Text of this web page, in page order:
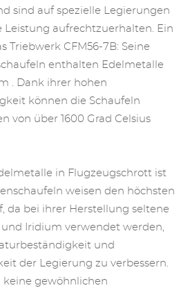
sind auf spezielle Legierungen
Leistung aufrechtzuerhalten. Ein
Triebwerk CFM56-7B: Seine
enthalten Edelmetalle
. Dank ihrer hohen
können die Schaufeln
von über 1600 Grad Celsius
in Flugzeugschrott ist
weisen den höchsten
da bei ihrer Herstellung seltene
Iridium verwendet werden,
und
der Legierung zu verbessern.
keine gewöhnlichen